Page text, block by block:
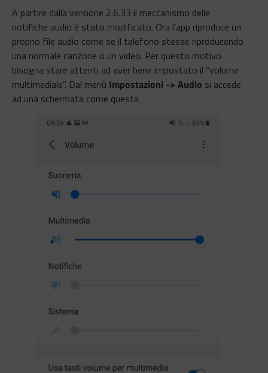
A partire dalla versione 2.6.33 il meccanismo delle
notifiche audio è stato modificato. Ora l’app riproduce un
proprio file audio come se il telefono stesse riproducendo
una normale canzone o un video. Per questo motivo
bisogna stare attenti ad aver bene impostato il “volume
multimediale”. Dal menù Impostazioni -> Audio si accede
ad una schermata come questa